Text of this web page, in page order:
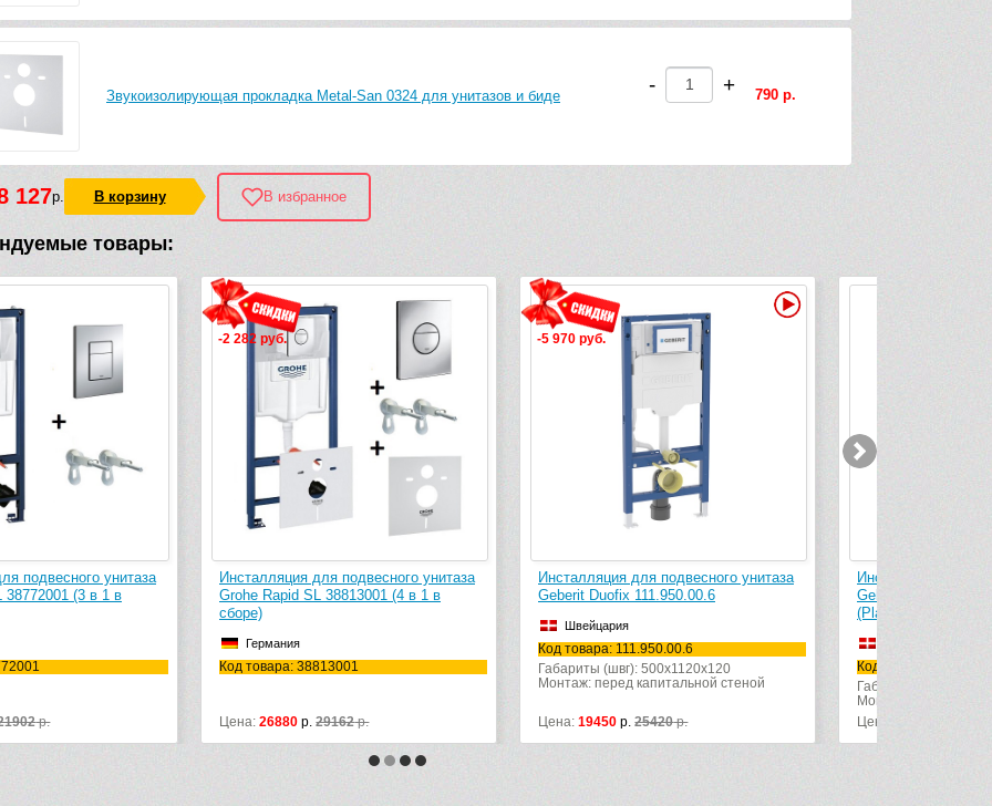
Звукоизолирующая прокладка Metal-San 0324 для унитазов и биде - + 790 р.
127р. В корзину В избранное
товары:
для подвесного унитаза
SL 38813001 (4 в 1 в
38813001
р.29162
-5 970 руб.
Видео
Инсталляция для подвесного унитаза
Geberit Duofix 111.950.00.6
Код товара: 111.950.00.6
Габариты (швг): 500x1120x120
Цена:19450р.25420
Инсталляция для подвесного унитаза
Geberit Duofix UP320 111.362.00.5
Швейцария
Код товара: 111.362.00.5
Габариты (швг): 500x1120x12
Цена:28815р.